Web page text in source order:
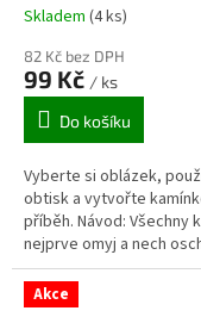
Skladem (4 ks)
82 Kč bez DPH
99 Kč / ks
Do košíku
Vyberte si oblázek,
obtisk a vytvořte
příběh. Návod: Všechny
nejprve omyj a nech
Odstraň fólii ze zadní
přenosové samolepky....
Akce